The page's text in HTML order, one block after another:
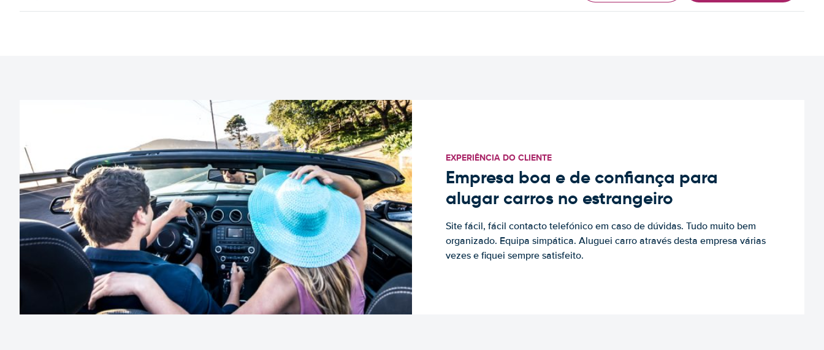
EXPERIÊNCIA DO CLIENTE
Empresa boa e de confiança para
alugar carros no estrangeiro
Site fácil, fácil contacto telefónico em caso de dúvidas. Tudo muito bem
organizado. Equipa simpática. Aluguei carro através desta empresa várias
vezes e fiquei sempre satisfeito.